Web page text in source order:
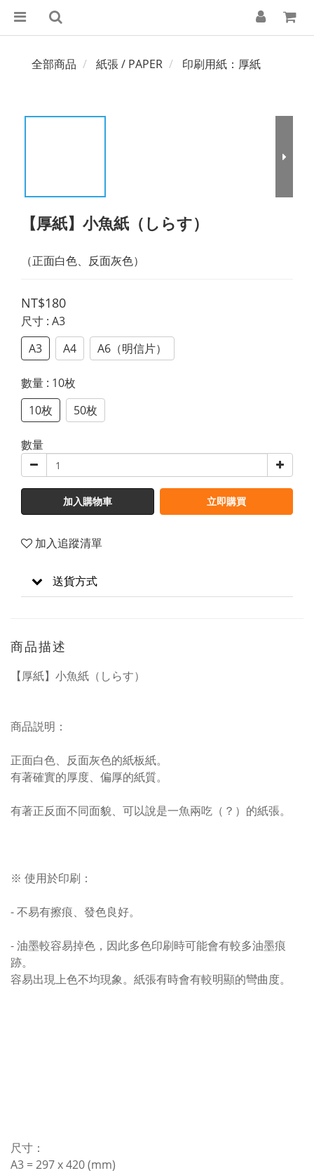
全部商品 紙張 / PAPER 印刷用紙：厚紙
【厚紙】小魚紙（しらす）
（正面白色、反面灰色）
NT$180
尺寸 : A3
A3
A4 A6（明信片）
數量 : 10枚
10枚
50枚
數量
加入購物車 立即購買
加入追蹤清單
送貨方式
商品描述
【厚紙】小魚紙（しらす）
商品説明：
正面白色、反面灰色的紙板紙。
有著確實的厚度、偏厚的紙質。
有著正反面不同面貌、可以說是一魚兩吃（？）的紙張。
※ 使用於印刷：
- 不易有擦痕、發色良好。
- 油墨較容易掉色，因此多色印刷時可能會有較多油墨痕
跡。
容易出現上色不均現象。紙張有時會有較明顯的彎曲度。
尺寸：
A3 = 297 x 420 (mm)